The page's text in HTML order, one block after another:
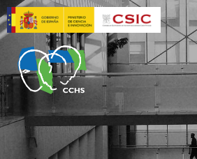
Skip
to
main
content